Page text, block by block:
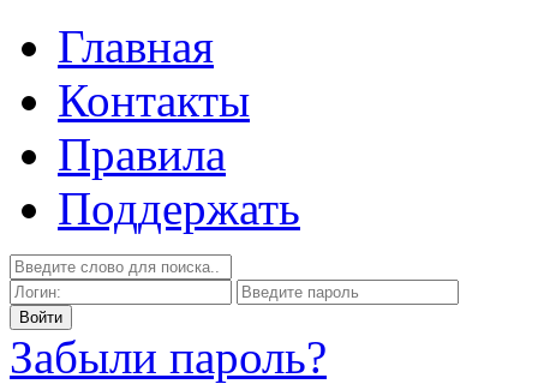
Главная
Контакты
Правила
Поддержать
Забыли пароль?